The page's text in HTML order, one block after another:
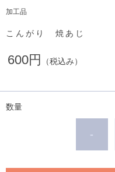
加工品
こんがり 焼あじ
600円 （税込み）
数量
-